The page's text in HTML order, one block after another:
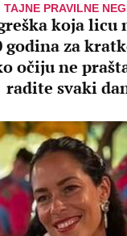
TAJNE PRAVILNE
koja licu
godina za
očiju ne
radite svaki